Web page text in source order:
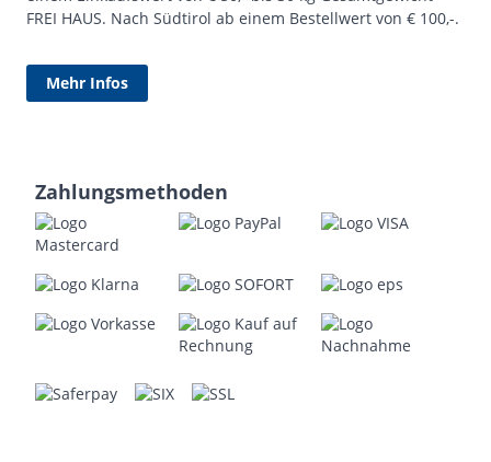
FREI HAUS. Nach Südtirol ab einem Bestellwert von € 100,-.
Mehr Infos
Zahlungsmethoden